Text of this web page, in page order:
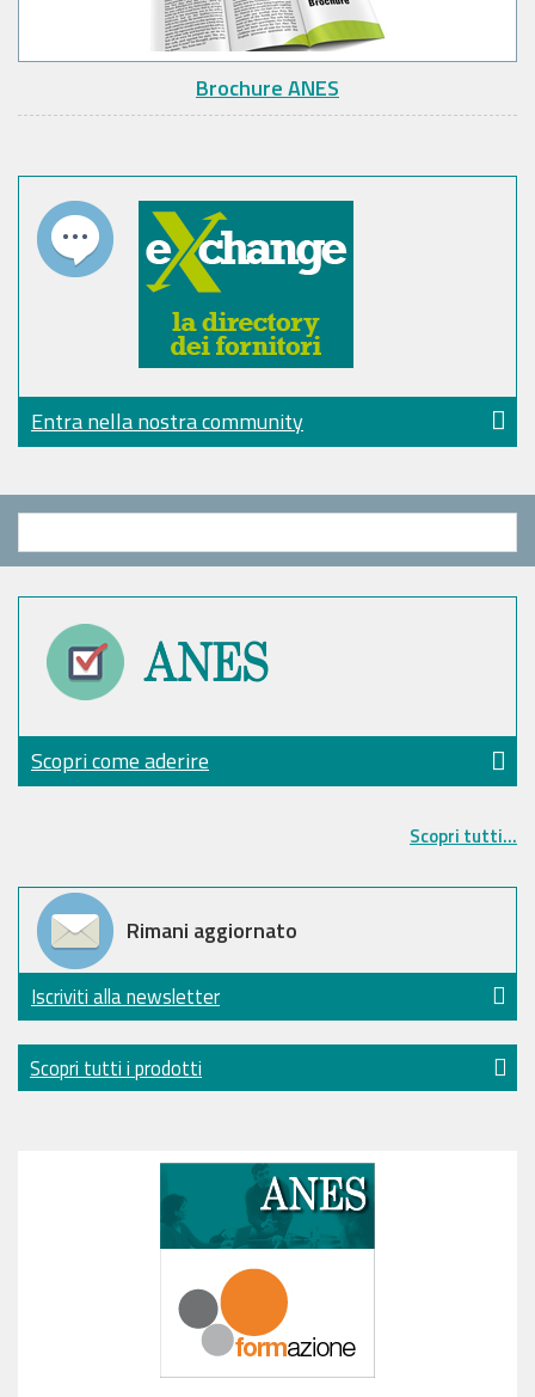
Brochure ANES
Entra nella nostra community
Scopri come aderire
Scopri tutti...
Rimani aggiornato
Iscriviti alla newsletter
Scopri tutti i prodotti